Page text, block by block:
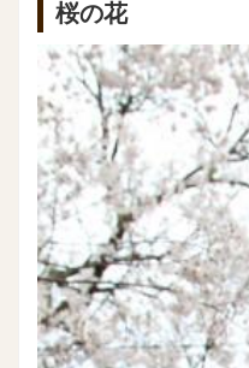
桜の花